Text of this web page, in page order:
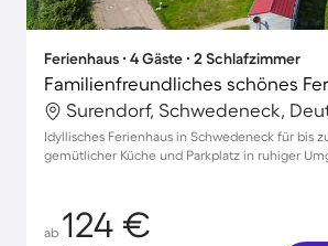
Ferienhaus ∙ 4 Gäste ∙ 2 Schlafzimmer
Surendorf, Schwedeneck,
Idyllisches Ferienhaus in Schwedeneck für bis
gemütlicher Küche und Parkplatz in ruhiger
ab 124 €